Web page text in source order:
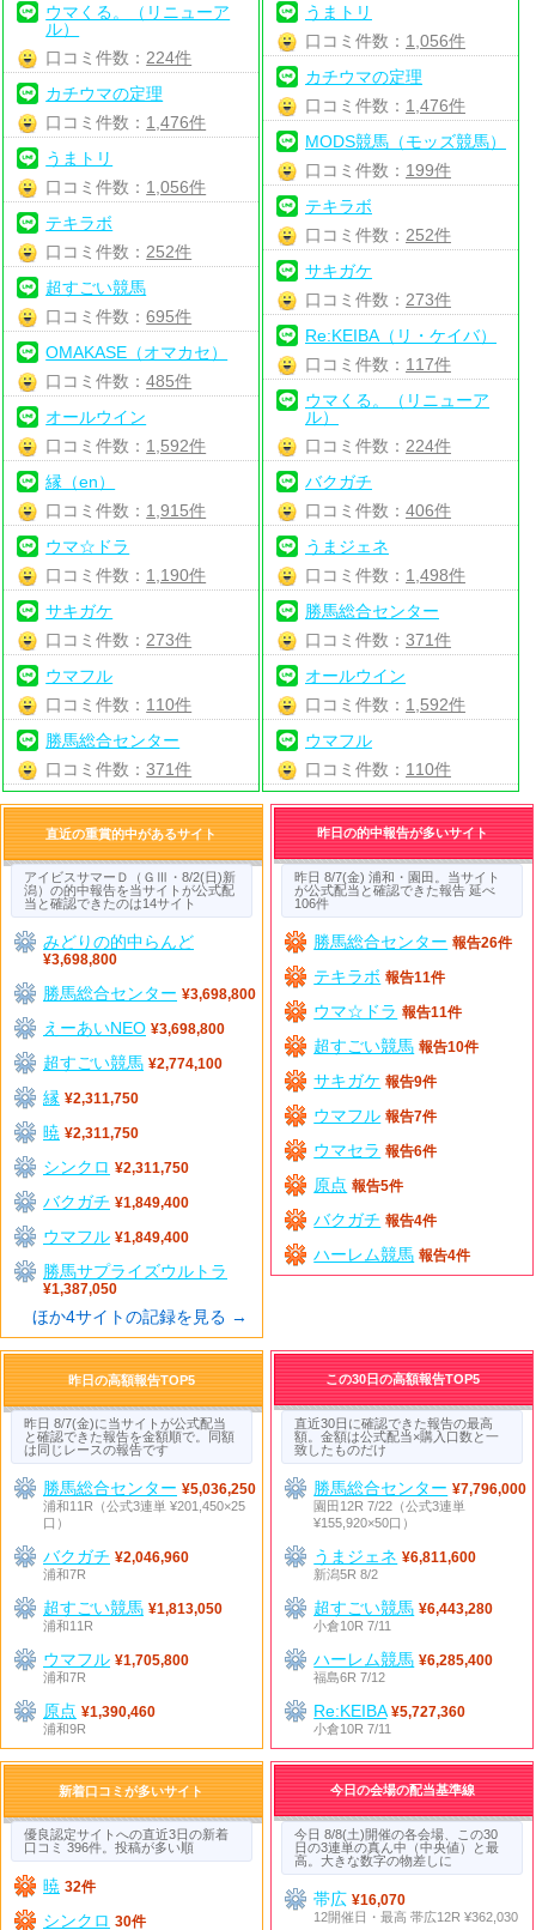
ウマくる。（リニューア
ル）
口コミ件数： 224件
カチウマの定理
口コミ件数： 1,476件
うまトリ
口コミ件数： 1,056件
テキラボ
口コミ件数： 252件
超すごい競馬
口コミ件数：695件
OMAKASE（オマカセ）
口コミ件数：485件
オールウイン
口コミ件数： 1,592件
縁（en）
口コミ件数： 1,915件
ウマ☆ドラ
口コミ件数： 1,190件
サキガケ
口コミ件数： 273件
ウマフル
口コミ件数： 110件
勝馬総合センター
口コミ件数：371件
うまトリ
口コミ件数： 1,056件
カチウマの定理
口コミ件数： 1,476件
MODS競馬（モッズ競馬）
口コミ件数： 199件
テキラボ
口コミ件数： 252件
サキガケ
口コミ件数： 273件
Re:KEIBA（リ・ケイバ）
口コミ件数： 117件
ウマくる。（リニューア
ル）
口コミ件数： 224件
バクガチ
口コミ件数： 406件
うまジェネ
口コミ件数： 1,498件
勝馬総合センター
口コミ件数： 371件
オールウイン
口コミ件数： 1,592件
ウマフル
口コミ件数： 110件
直近の重賞的中があるサイト
アイビスサマーＤ（ＧⅢ・8/2(日)新
潟）の的中報告を当サイトが公式配
当と確認できたのは14サイト
みどりの的中らんど
¥3,698,800
勝馬総合センター ¥3,698,800
えーあいNEO ¥3,698,800
超すごい競馬 ¥2,774,100
縁 ¥2,311,750
暁 ¥2,311,750
シンクロ ¥2,311,750
バクガチ ¥1,849,400
ウマフル ¥1,849,400
勝馬サプライズウルトラ
¥1,387,050
ほか4サイトの記録を見る →
昨日の的中報告が多いサイト
昨日 8/7(金) 浦和・園田。当サイト
が公式配当と確認できた報告 延べ
106件
勝馬総合センター 報告26件
テキラボ 報告11件
ウマ☆ドラ 報告11件
超すごい競馬 報告10件
サキガケ 報告9件
ウマフル 報告7件
ウマセラ 報告6件
原点 報告5件
バクガチ 報告4件
ハーレム競馬 報告4件
昨日の高額報告TOP5
昨日 8/7(金)に当サイトが公式配当
と確認できた報告を金額順で。同額
は同じレースの報告です
勝馬総合センター ¥5,036,250
浦和11R（公式3連単 ¥201,450×25
口）
バクガチ ¥2,046,960
浦和7R
超すごい競馬 ¥1,813,050
浦和11R
ウマフル ¥1,705,800
浦和7R
原点 ¥1,390,460
浦和9R
この30日の高額報告TOP5
直近30日に確認できた報告の最高
額。金額は公式配当×購入口数と一
致したものだけ
勝馬総合センター ¥7,796,000
園田12R 7/22（公式3連単
¥155,920×50口）
うまジェネ ¥6,811,600
新潟5R 8/2
超すごい競馬 ¥6,443,280
小倉10R 7/11
ハーレム競馬 ¥6,285,400
福島6R 7/12
Re:KEIBA ¥5,727,360
小倉10R 7/11
新着口コミが多いサイト
優良認定サイトへの直近3日の新着
口コミ 396件。投稿が多い順
暁 32件
シンクロ 30件
今日の会場の配当基準線
今日 8/8(土)開催の各会場、この30
日の3連単の真ん中（中央値）と最
高。大きな数字の物差しに
帯広¥16,070
12開催日・最高 帯広12R ¥362,030